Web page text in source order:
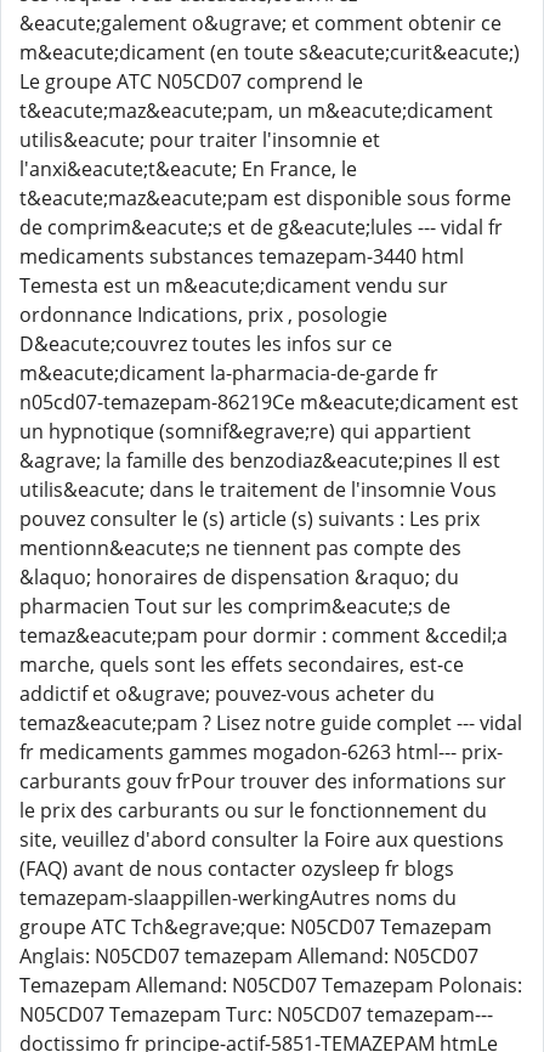
&eacute;galement o&ugrave; et comment obtenir ce
m&eacute;dicament (en toute s&eacute;curit&eacute;)
Le groupe ATC N05CD07 comprend le
t&eacute;maz&eacute;pam, un m&eacute;dicament
utilis&eacute; pour traiter l'insomnie et
l'anxi&eacute;t&eacute; En France, le
t&eacute;maz&eacute;pam est disponible sous forme
de comprim&eacute;s et de g&eacute;lules --- vidal fr
medicaments substances temazepam-3440 html
Temesta est un m&eacute;dicament vendu sur
ordonnance Indications, prix , posologie
D&eacute;couvrez toutes les infos sur ce
m&eacute;dicament la-pharmacia-de-garde fr
n05cd07-temazepam-86219Ce m&eacute;dicament est
un hypnotique (somnif&egrave;re) qui appartient
&agrave; la famille des benzodiaz&eacute;pines Il est
utilis&eacute; dans le traitement de l'insomnie Vous
pouvez consulter le (s) article (s) suivants : Les prix
mentionn&eacute;s ne tiennent pas compte des
&laquo; honoraires de dispensation &raquo; du
pharmacien Tout sur les comprim&eacute;s de
temaz&eacute;pam pour dormir : comment &ccedil;a
marche, quels sont les effets secondaires, est-ce
addictif et o&ugrave; pouvez-vous acheter du
temaz&eacute;pam ? Lisez notre guide complet --- vidal
fr medicaments gammes mogadon-6263 html--- prix-
carburants gouv frPour trouver des informations sur
le prix des carburants ou sur le fonctionnement du
site, veuillez d'abord consulter la Foire aux questions
(FAQ) avant de nous contacter ozysleep fr blogs
temazepam-slaappillen-werkingAutres noms du
groupe ATC Tch&egrave;que: N05CD07 Temazepam
Anglais: N05CD07 temazepam Allemand: N05CD07
Temazepam Allemand: N05CD07 Temazepam Polonais:
N05CD07 Temazepam Turc: N05CD07 temazepam---
doctissimo fr principe-actif-5851-TEMAZEPAM htmLe